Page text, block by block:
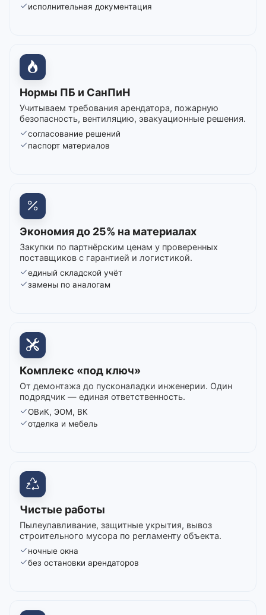
исполнительная документация
Нормы ПБ и СанПиН
Учитываем требования арендатора, пожарную
безопасность, вентиляцию, эвакуационные решения.
согласование решений
паспорт материалов
Экономия до 25% на материалах
Закупки по партнёрским ценам у проверенных
поставщиков с гарантией и логистикой.
единый складской учёт
замены по аналогам
Комплекс «под ключ»
От демонтажа до пусконаладки инженерии. Один
подрядчик — единая ответственность.
ОВиК, ЭОМ, ВК
отделка и мебель
Чистые работы
Пылеулавливание, защитные укрытия, вывоз
строительного мусора по регламенту объекта.
ночные окна
без остановки арендаторов